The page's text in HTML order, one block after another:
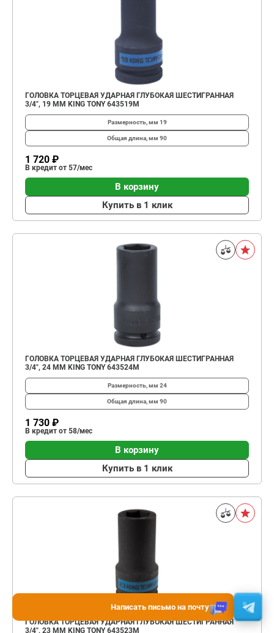
ГОЛОВКА ТОРЦЕВАЯ УДАРНАЯ ГЛУБОКАЯ ШЕСТИГРАННАЯ
3/4", 19 ММ KING TONY 643519M
Размерность, мм 19
Общая длина, мм 90
1 720 ₽
В кредит от 57/мес
В корзину
Купить в 1 клик
ГОЛОВКА ТОРЦЕВАЯ УДАРНАЯ ГЛУБОКАЯ ШЕСТИГРАННАЯ
3/4", 24 ММ KING TONY 643524M
Размерность, мм 24
Общая длина, мм 90
1 730 ₽
В кредит от 58/мес
В корзину
Купить в 1 клик
ГОЛОВКА ТОРЦЕВАЯ УДАРНАЯ ГЛУБОКАЯ ШЕСТИГРАННАЯ
3/4", 23 ММ KING TONY 643523M
Написать письмо на почту